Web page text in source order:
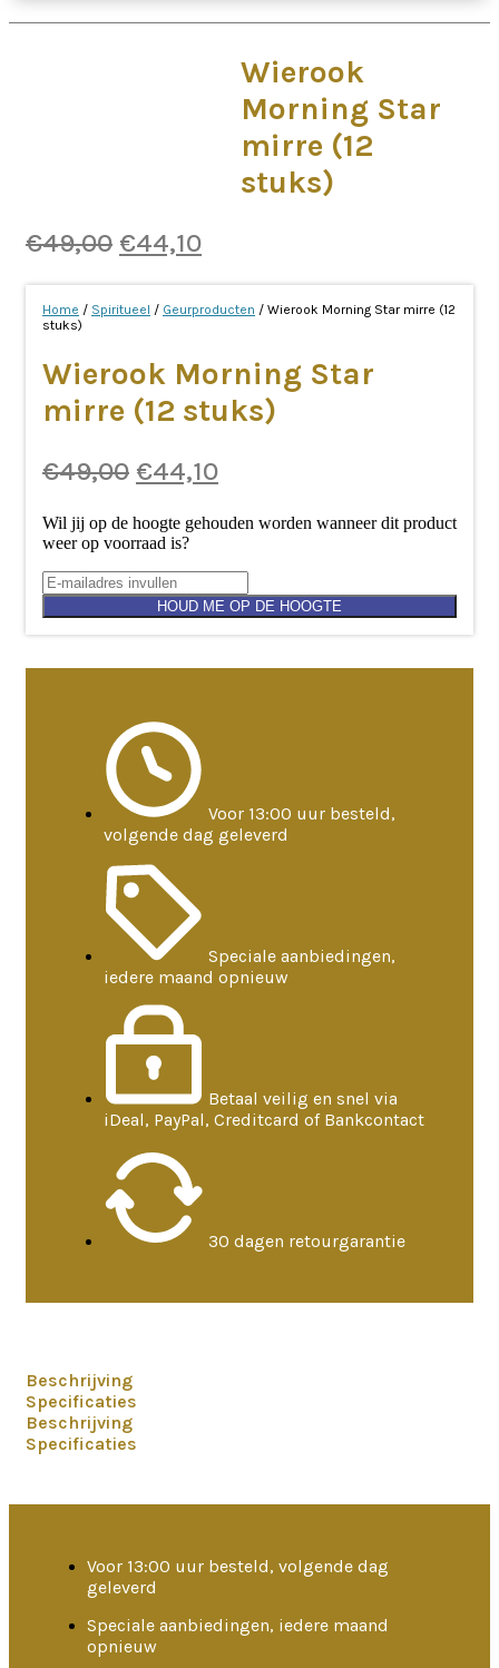
Wierook
Morning Star
mirre (12
stuks)
€49,00 Oorspronkelijke
was:
€44,10Huidige
is:
Home / Spiritueel / Geurproducten / Wierook Morning Star mirre (12
stuks)
Wierook Morning Star
mirre (12 stuks)
€49,00 Oorspronkelijke
was:
€49,00.
€44,10Huidige
is:
€44,10.
Wil jij op de hoogte gehouden worden wanneer dit product
weer op voorraad is?
HOUD ME OP DE HOOGTE
Voor 13:00 uur besteld,
volgende dag geleverd
Speciale aanbiedingen,
iedere maand opnieuw
Betaal veilig en snel via
iDeal, PayPal, Creditcard of Bankcontact
30 dagen retourgarantie
Beschrijving
Specificaties
Beschrijving
Specificaties
Voor 13:00 uur besteld, volgende dag
geleverd
Speciale aanbiedingen, iedere maand
opnieuw